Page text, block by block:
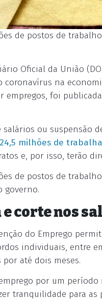
de postos de
Oficial da União
na
empregos, foi
ou suspensão
24,5 milhões de
e, por isso, terão
de postos de
governo.
corte nos
do Emprego
individuais, entre
até dois meses.
por um
tranquilidade para